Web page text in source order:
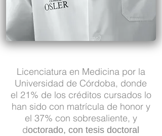
Licenciatura en Medicina por la
Universidad de Córdoba, donde
el 21% de los créditos cursados lo
han sido con matrícula de honor y
el 37% con sobresaliente, y
doctorado, con tesis doctoral